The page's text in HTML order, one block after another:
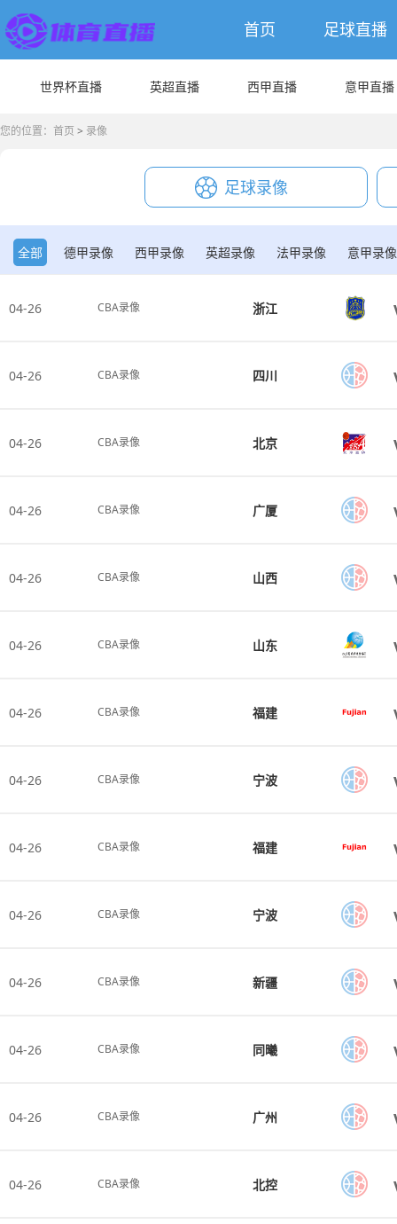
首页 足球直播
世界杯直播 英超直播 西甲直播 意甲直播
您的位置： 首页 > 录像
足球录像
全部 德甲录像 西甲录像 英超录像 法甲录像
意甲录像
NBA录像
CBA录像
04-26
CBA录像 浙江
04-26 CBA录像 四川
04-26 CBA录像 北京
04-26 CBA录像 广厦
04-26 CBA录像 山西
04-26 CBA录像 山东
04-26 CBA录像 福建
04-26 CBA录像 宁波
04-26 CBA录像 福建
04-26 CBA录像 宁波
04-26 CBA录像 新疆
04-26 CBA录像 同曦
04-26 CBA录像 广州
04-26 CBA录像 北控